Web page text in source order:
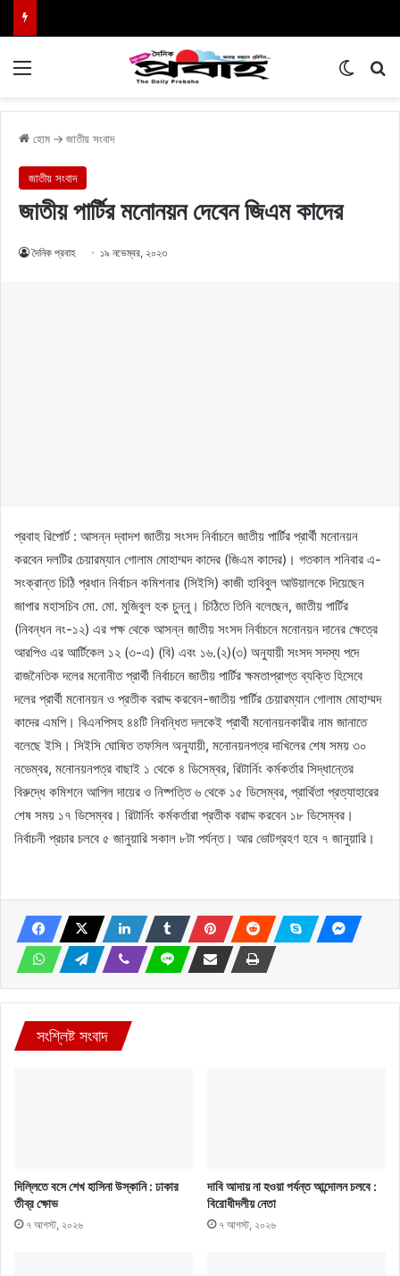
হোম → জাতীয় সংবাদ
জাতীয় সংবাদ
জাতীয় পার্টির মনোনয়ন দেবেন জিএম কাদের
দৈনিক প্রবাহ ১৯ নভেম্বর, ২০২৩
প্রবাহ রিপোর্ট : আসন্ন দ্বাদশ জাতীয় সংসদ নির্বাচনে জাতীয় পার্টির প্রার্থী মনোনয়ন
করবেন দলটির চেয়ারম্যান গোলাম মোহাম্মদ কাদের (জিএম কাদের)। গতকাল শনিবার এ-
সংক্রান্ত চিঠি প্রধান নির্বাচন কমিশনার (সিইসি) কাজী হাবিবুল আউয়ালকে দিয়েছেন
জাপার মহাসচিব মো. মো. মুজিবুল হক চুন্নু। চিঠিতে তিনি বলেছেন, জাতীয় পার্টির
(নিবন্ধন নং-১২) এর পক্ষ থেকে আসন্ন জাতীয় সংসদ নির্বাচনে মনোনয়ন দানের ক্ষেত্রে
আরপিও এর আর্টিকেল ১২ (৩-এ) (বি) এবং ১৬.(২)(৩) অনুযায়ী সংসদ সদস্য পদে
রাজনৈতিক দলের মনোনীত প্রার্থী নির্বাচনে জাতীয় পার্টির ক্ষমতাপ্রাপ্ত ব্যক্তি হিসেবে
দলের প্রার্থী মনোনয়ন ও প্রতীক বরাদ্দ করবেন-জাতীয় পার্টির চেয়ারম্যান গোলাম মোহাম্মদ
কাদের এমপি। বিএনপিসহ ৪৪টি নিবন্ধিত দলকেই প্রার্থী মনোনয়নকারীর নাম জানাতে
বলেছে ইসি। সিইসি ঘোষিত তফসিল অনুযায়ী, মনোনয়নপত্র দাখিলের শেষ সময় ৩০
নভেম্বর, মনোনয়নপত্র বাছাই ১ থেকে ৪ ডিসেম্বর, রিটার্নিং কর্মকর্তার সিদ্ধান্তের
বিরুদ্ধে কমিশনে আপিল দায়ের ও নিষ্পত্তি ৬ থেকে ১৫ ডিসেম্বর, প্রার্থিতা প্রত্যাহারের
শেষ সময় ১৭ ডিসেম্বর। রিটার্নিং কর্মকর্তারা প্রতীক বরাদ্দ করবেন ১৮ ডিসেম্বর।
নির্বাচনী প্রচার চলবে ৫ জানুয়ারি সকাল ৮টা পর্যন্ত। আর ভোটগ্রহণ হবে ৭ জানুয়ারি।
সংশ্লিষ্ট সংবাদ
দিল্লিতে বসে শেখ হাসিনা উস্কানি : ঢাকার
তীব্র ক্ষোভ
৭ আগস্ট, ২০২৬
দাবি আদায় না হওয়া পর্যন্ত আন্দোলন চলবে :
বিরোধীদলীয় নেতা
৭ আগস্ট, ২০২৬